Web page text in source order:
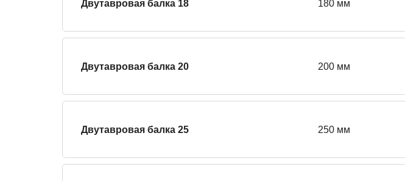
Двутавровая балка 18 180 мм
Двутавровая балка 20 200 мм
Двутавровая балка 25 250 мм